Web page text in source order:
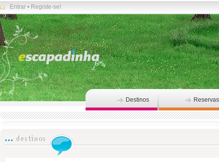
Entrar • Registe-se!
Destinos Reservas